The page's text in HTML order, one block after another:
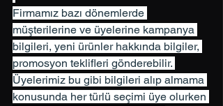
Firmamız bazı dönemlerde
müşterilerine ve üyelerine kampanya
bilgileri, yeni ürünler hakkında bilgiler,
promosyon teklifleri gönderebilir.
Üyelerimiz bu gibi bilgileri alıp almama
konusunda her türlü seçimi üye olurken